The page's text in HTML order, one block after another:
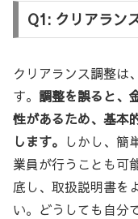
Q1: クリアラン
クリアランス調整は
す。 調整を誤ると、
性があるため、基本
します。 しかし、簡
業員が行うことも可
底し、取扱説明書を
い。どうしても自分